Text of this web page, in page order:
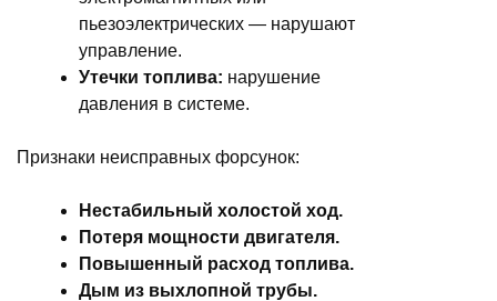
пьезоэлектрических — нарушают
управление.
Утечки топлива: нарушение
давления в системе.
Признаки неисправных форсунок:
Нестабильный холостой ход.
Потеря мощности двигателя.
Повышенный расход топлива.
Дым из выхлопной трубы.